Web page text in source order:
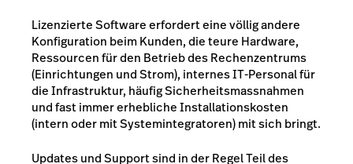
Lizenzierte Software erfordert eine völlig andere
Konfiguration beim Kunden, die teure Hardware,
Ressourcen für den Betrieb des Rechenzentrums
(Einrichtungen und Strom), internes IT-Personal für
die Infrastruktur, häufig Sicherheitsmassnahmen
und fast immer erhebliche Installationskosten
(intern oder mit Systemintegratoren) mit sich bringt.
Updates und Support sind in der Regel Teil des